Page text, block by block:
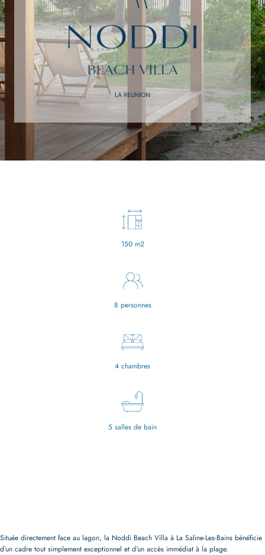
150 m2
8 personnes
4 chambres
5 salles de bain
Située directement face au lagon, la Noddi Beach Villa à La Saline-Les-Bains bénéficie
d’un cadre tout simplement exceptionnel et d’un accès immédiat à la plage.